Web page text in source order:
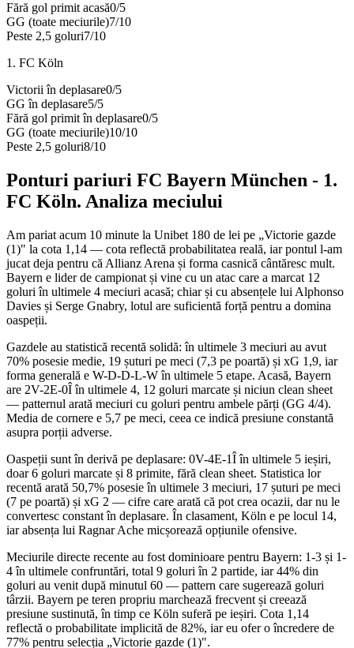
Fără gol primit acasă0/5
GG (toate meciurile)7/10
Peste 2,5 goluri7/10
1. FC Köln
Victorii în deplasare0/5
GG în deplasare5/5
Fără gol primit în deplasare0/5
GG (toate meciurile)10/10
Peste 2,5 goluri8/10
Ponturi pariuri FC Bayern München - 1.
FC Köln. Analiza meciului
Am pariat acum 10 minute la Unibet 180 de lei pe „Victorie gazde
(1)" la cota 1,14 — cota reflectă probabilitatea reală, iar pontul l-am
jucat deja pentru că Allianz Arena și forma casnică cântăresc mult.
Bayern e lider de campionat și vine cu un atac care a marcat 12
goluri în ultimele 4 meciuri acasă; chiar și cu absențele lui Alphonso
Davies și Serge Gnabry, lotul are suficientă forță pentru a domina
oaspeții.
Gazdele au statistică recentă solidă: în ultimele 3 meciuri au avut
70% posesie medie, 19 șuturi pe meci (7,3 pe poartă) și xG 1,9, iar
forma generală e W-D-D-L-W în ultimele 5 etape. Acasă, Bayern
are 2V-2E-0Î în ultimele 4, 12 goluri marcate și niciun clean sheet
— patternul arată meciuri cu goluri pentru ambele părți (GG 4/4).
Media de cornere e 5,7 pe meci, ceea ce indică presiune constantă
asupra porții adverse.
Oaspeții sunt în derivă pe deplasare: 0V-4E-1Î în ultimele 5 ieșiri,
doar 6 goluri marcate și 8 primite, fără clean sheet. Statistica lor
recentă arată 50,7% posesie în ultimele 3 meciuri, 17 șuturi pe meci
(7 pe poartă) și xG 2 — cifre care arată că pot crea ocazii, dar nu le
convertesc constant în deplasare. În clasament, Köln e pe locul 14,
iar absența lui Ragnar Ache micșorează opțiunile ofensive.
Meciurile directe recente au fost dominioare pentru Bayern: 1-3 și 1-
4 în ultimele confruntări, total 9 goluri în 2 partide, iar 44% din
goluri au venit după minutul 60 — pattern care sugerează goluri
târzii. Bayern pe teren propriu marchează frecvent și creează
presiune sustinută, în timp ce Köln suferă pe ieșiri. Cota 1,14
reflectă o probabilitate implicită de 82%, iar eu ofer o încredere de
77% pentru selecția „Victorie gazde (1)".